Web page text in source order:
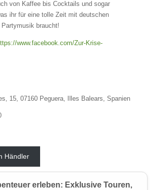
von Kaffee bis Cocktails und sogar
ihr für eine tolle Zeit mit deutschen
braucht!
www.facebook.com/Zur-Krise-
15, 07160 Peguera, Illes Balears, Spanien
Händler
erleben: Exklusive Touren,